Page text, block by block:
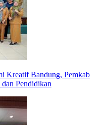
Kreatif Bandung, Pemkab
Pendidikan